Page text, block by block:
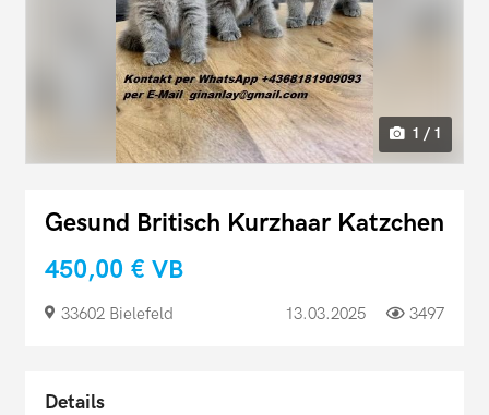
1 / 1
Gesund Britisch Kurzhaar Katzchen
450,00 € VB
33602 Bielefeld 13.03.2025 3497
Details